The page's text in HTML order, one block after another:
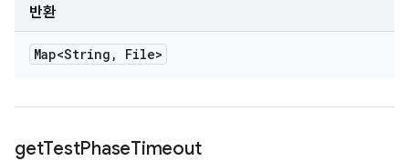
반환
Map<String , File>
getTestPhaseTimeout